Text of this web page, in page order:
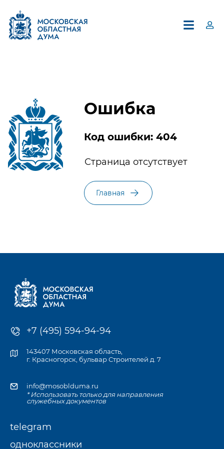
Ошибка
Код ошибки: 404
Страница отсутствует
Главная
+7 (495) 594-94-94
143407 Московская область,
г. Красногорск, бульвар Строителей д. 7
info@mosoblduma.ru
* Использовать только для направления
служебных документов
telegram
одноклассники
Единый контакт-центр
Московской областной Думы
8 (495) 594-94-94
приёмной Думы.